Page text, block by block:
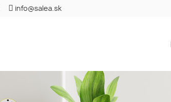
info@salea.sk